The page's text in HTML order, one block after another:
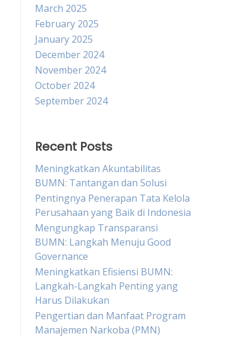
March 2025
February 2025
January 2025
December 2024
November 2024
October 2024
September 2024
Recent Posts
Meningkatkan Akuntabilitas
BUMN: Tantangan dan Solusi
Pentingnya Penerapan Tata Kelola
Perusahaan yang Baik di Indonesia
Mengungkap Transparansi
BUMN: Langkah Menuju Good
Governance
Meningkatkan Efisiensi BUMN:
Langkah-Langkah Penting yang
Harus Dilakukan
Pengertian dan Manfaat Program
Manajemen Narkoba (PMN)